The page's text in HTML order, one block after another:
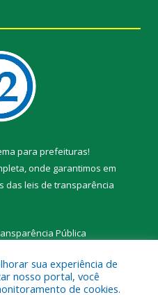
para prefeituras!
onde garantimos em
das leis de transparência
Pública
sua experiência de
nosso portal, você
de cookies.